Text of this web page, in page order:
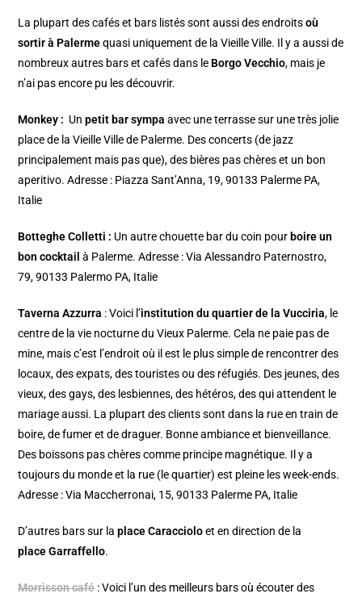
La plupart des cafés et bars listés sont aussi des endroitsoù
sortir à Palermequasi uniquement de la Vieille Ville. Il y a aussi de
nombreux autres bars et cafés dans le Borgo Vecchio, mais je
n’ai pas encore pu les découvrir.
Monkey : Unpetit bar sympa avec une terrasse sur une très jolie
place de la Vieille Ville de Palerme. Des concerts (de jazz
principalement mais pas que), des bières pas chères et un bon
aperitivo. Adresse : Piazza Sant’Anna, 19, 90133 Palerme PA,
Italie
Botteghe Colletti : Un autre chouette bar du coin pourboire un
bon cocktailà Palerme. Adresse : Via Alessandro Paternostro,
79, 90133 Palermo PA, Italie
Taverna Azzurra : Voici l’institution du quartier de la Vucciria, le
centre de la vie nocturne du Vieux Palerme. Cela ne paie pas de
mine, mais c’est l’endroit où il est le plus simple de rencontrer des
locaux, des expats, des touristes ou des réfugiés. Des jeunes, des
vieux, des gays, des lesbiennes, des hétéros, des qui attendent le
mariage aussi. La plupart des clients sont dans la rue en train de
boire, de fumer et de draguer. Bonne ambiance et bienveillance.
Des boissons pas chères comme principe magnétique. Il y a
toujours du monde et la rue (le quartier) est pleine les week-ends.
Adresse : Via Maccherronai, 15, 90133 Palerme PA, Italie
D’autres bars sur laplace Caraccioloet en direction de la
place Garraffello.
Morrisson café: Voici l’un des meilleurs bars où écouter des